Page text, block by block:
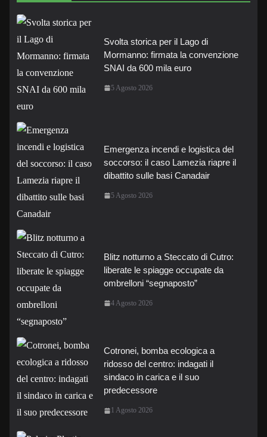
Svolta storica per il Lago di
Mormanno: firmata la convenzione
SNAI da 600 mila euro
5 Agosto 2026
Emergenza incendi e logistica del
soccorso: il caso Lamezia riapre il
dibattito sulle basi Canadair
5 Agosto 2026
Blitz notturno a Steccato di Cutro:
liberate le spiagge occupate da
ombrelloni “segnaposto”
4 Agosto 2026
Cotronei, bomba ecologica a
ridosso del centro: indagati il
sindaco in carica e il suo
predecessore
1 Agosto 2026